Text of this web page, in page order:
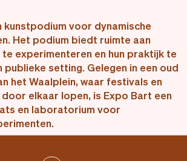
kunstpodium voor dynamische
Het podium biedt ruimte aan
experimenteren en hun praktijk te
publieke setting. Gelegen in een oud
het Waalplein, waar festivals en
elkaar lopen, is Expo Bart een
en laboratorium voor